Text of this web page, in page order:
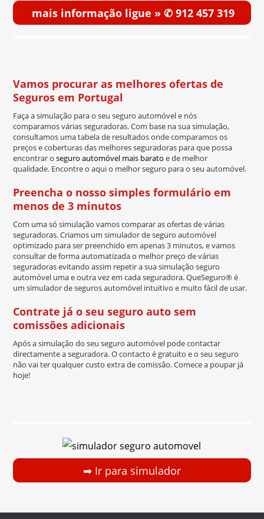
mais informação ligue » ✆ 912 457 319
Vamos procurar as melhores ofertas de
Seguros em Portugal
Faça a simulação para o seu seguro automóvel e nós
comparamos várias seguradoras. Com base na sua simulação,
consultamos uma tabela de resultados onde comparamos os
preços e coberturas das melhores seguradoras para que possa
encontrar oseguro automóvel mais barato e de melhor
qualidade. Encontre o aqui o melhor seguro para o seu automóvel.
Preencha o nosso simples formulário em
menos de 3 minutos
Com uma só simulação vamos comparar as ofertas de várias
seguradoras. Criamos um simulador de seguro automóvel
optimizado para ser preenchido em apenas 3 minutos, e vamos
consultar de forma automatizada o melhor preço de várias
seguradoras evitando assim repetir a sua simulação seguro
automóvel uma e outra vez em cada seguradora. QueSeguro® é
um simulador de seguros automóvel intuitivo e muito fácil de usar.
Contrate já o seu seguro auto sem
comissões adicionais
Após a simulação do seu seguro automóvel pode contactar
directamente a seguradora. O contacto é gratuito e o seu seguro
não vai ter qualquer custo extra de comissão. Comece a poupar já
hoje!
➡︎ Ir para simulador